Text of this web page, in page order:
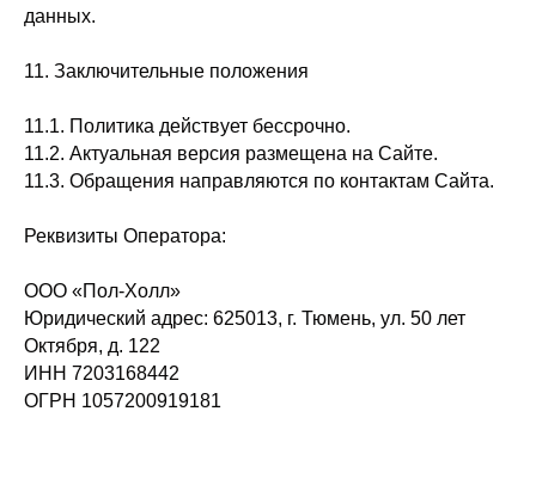
данных.
11. Заключительные положения
11.1. Политика действует бессрочно.
11.2. Актуальная версия размещена на Сайте.
11.3. Обращения направляются по контактам Сайта.
Реквизиты Оператора:
ООО «Пол-Холл»
Юридический адрес: 625013, г. Тюмень, ул. 50 лет
Октября, д. 122
ИНН 7203168442
ОГРН 1057200919181